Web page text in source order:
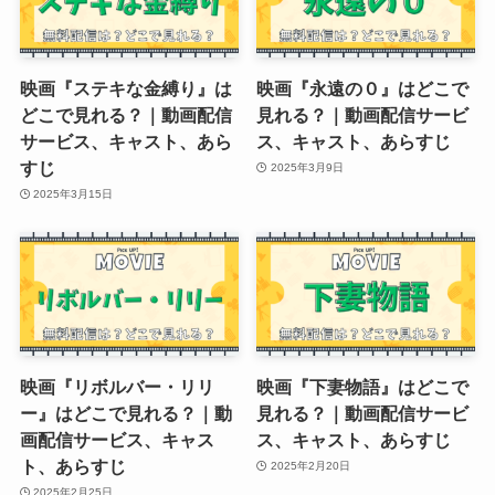
映画『ステキな金縛り』は
どこで見れる？｜動画配信
サービス、キャスト、あら
すじ
2025年3月15日
映画『永遠の０』はどこで
見れる？｜動画配信サービ
ス、キャスト、あらすじ
2025年3月9日
映画『リボルバー・リリ
ー』はどこで見れる？｜動
画配信サービス、キャス
ト、あらすじ
映画『下妻物語』はどこで
見れる？｜動画配信サービ
ス、キャスト、あらすじ
2025年2月20日